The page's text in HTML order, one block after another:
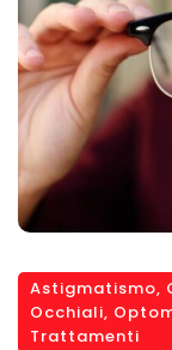
Astigmatismo,
Occhiali,
Trattamenti